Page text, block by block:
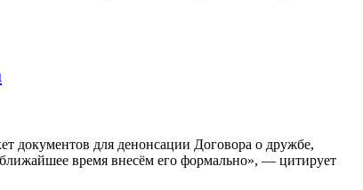
документов для денонсации Договора о дружбе,
время внесём его формально», — цитирует